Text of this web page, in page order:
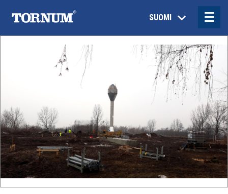
SUOMI